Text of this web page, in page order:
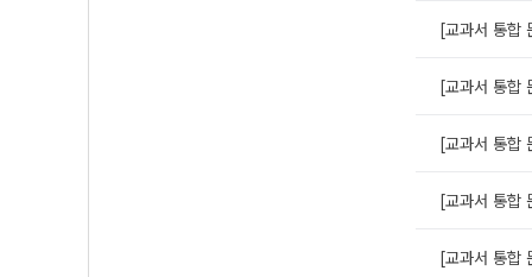
[교과서 통합
[교과서 통
[교과서 통
[교과서 통
[교과서 통